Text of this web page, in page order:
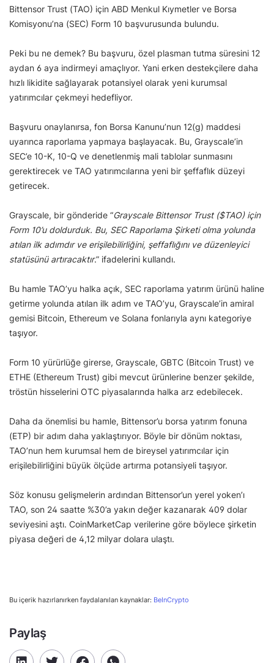
Bittensor Trust (TAO) için ABD Menkul Kıymetler ve Borsa
Komisyonu’na (SEC) Form 10 başvurusunda bulundu.
Peki bu ne demek? Bu başvuru, özel plasman tutma süresini 12
aydan 6 aya indirmeyi amaçlıyor. Yani erken destekçilere daha
hızlı likidite sağlayarak potansiyel olarak yeni kurumsal
yatırımcılar çekmeyi hedefliyor.
Başvuru onaylanırsa, fon Borsa Kanunu’nun 12(g) maddesi
uyarınca raporlama yapmaya başlayacak. Bu, Grayscale’in
SEC’e 10-K, 10-Q ve denetlenmiş mali tablolar sunmasını
gerektirecek ve TAO yatırımcılarına yeni bir şeffaflık düzeyi
getirecek.
Grayscale, bir gönderide “Grayscale Bittensor Trust ($TAO) için
Form 10’u doldurduk. Bu, SEC Raporlama Şirketi olma yolunda
atılan ilk adımdır ve erişilebilirliğini, şeffaflığını ve düzenleyici
statüsünü artıracaktır.” ifadelerini kullandı.
Bu hamle TAO’yu halka açık, SEC raporlama yatırım ürünü haline
getirme yolunda atılan ilk adım ve TAO’yu, Grayscale’in amiral
gemisi Bitcoin, Ethereum ve Solana fonlarıyla aynı kategoriye
taşıyor.
Form 10 yürürlüğe girerse, Grayscale, GBTC (Bitcoin Trust) ve
ETHE (Ethereum Trust) gibi mevcut ürünlerine benzer şekilde,
tröstün hisselerini OTC piyasalarında halka arz edebilecek.
Daha da önemlisi bu hamle, Bittensor’u borsa yatırım fonuna
(ETP) bir adım daha yaklaştırıyor. Böyle bir dönüm noktası,
TAO’nun hem kurumsal hem de bireysel yatırımcılar için
erişilebilirliğini büyük ölçüde artırma potansiyeli taşıyor.
Söz konusu gelişmelerin ardından Bittensor’un yerel yoken’ı
TAO, son 24 saatte %30’a yakın değer kazanarak 409 dolar
seviyesini aştı. CoinMarketCap verilerine göre böylece şirketin
piyasa değeri de 4,12 milyar dolara ulaştı.
Bu içerik hazırlanırken faydalanılan kaynaklar: BeInCrypto
Paylaş